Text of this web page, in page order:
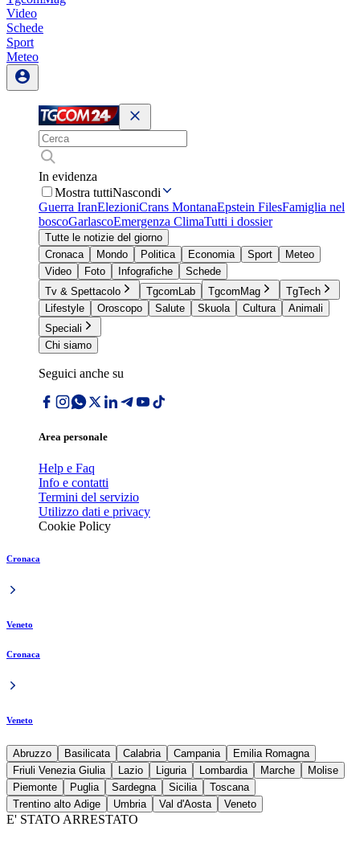
Video
Schede
Sport
Meteo
In evidenza
Mostra tuttiNascondi
Guerra IranElezioniCrans MontanaEpstein FilesFamiglia nel
boscoGarlascoEmergenza ClimaTutti i dossier
Tutte le notizie del giorno
Cronaca
Mondo Politica Economia Sport
Meteo
Video
Foto Infografiche
Schede
Tv & Spettacolo
TgcomLab TgcomMag
TgTech
Lifestyle
Oroscopo Salute Skuola Cultura
Animali
Speciali
Chi siamo
Seguici anche su
Area personale
Help e Faq
Info e contatti
Termini del servizio
Utilizzo dati e privacy
Cookie Policy
Cronaca
Veneto
Cronaca
Veneto
Abruzzo Basilicata Calabria Campania
Emilia Romagna
Friuli Venezia Giulia
Lazio Liguria Lombardia Marche
Molise
Piemonte
Puglia Sardegna Sicilia
Toscana
Trentino alto Adige
Umbria Val d'Aosta Veneto
E' STATO ARRESTATO